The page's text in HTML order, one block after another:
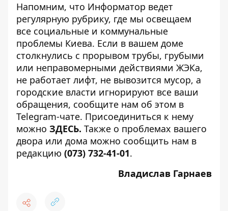
Напомним, что Информатор ведет
регулярную рубрику, где мы освещаем
все социальные и коммунальные
проблемы Киева. Если в вашем доме
столкнулись с прорывом трубы, грубыми
или неправомерными действиями ЖЭКа,
не работает лифт, не вывозится мусор, а
городские власти игнорируют все ваши
обращения, сообщите нам об этом в
Telegram-чате. Присоединиться к нему
можно ЗДЕСЬ. Также о проблемах вашего
двора или дома можно сообщить нам в
редакцию (073) 732-41-01.
Владислав Гарнаев